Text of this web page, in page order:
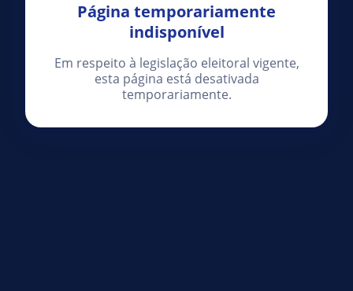
Página temporariamente
indisponível
Em respeito à legislação eleitoral vigente,
esta página está desativada
temporariamente.